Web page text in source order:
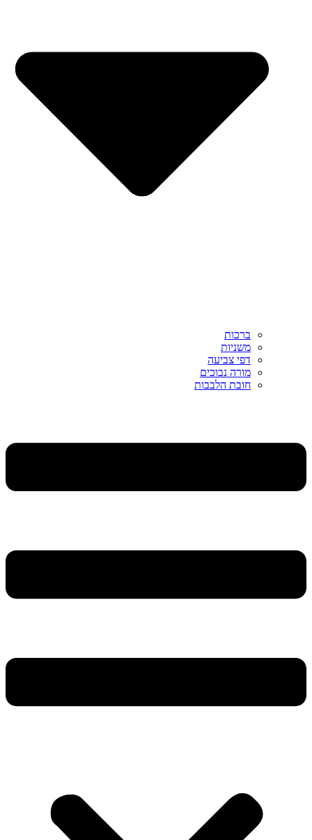
ברכות
משניות
דפי צביעה
מורה נבוכים
חובת הלבבות